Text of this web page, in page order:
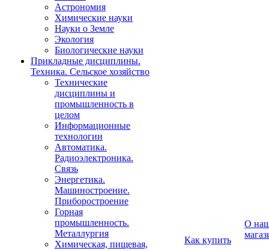
Астрономия
Химические науки
Науки о Земле
Экология
Биологические науки
Прикладные дисциплины.
Техника. Сельское хозяйство
Технические
дисциплины и
промышленность в
целом
Информационные
технологии
Автоматика.
Радиоэлектроника.
Связь
Энергетика.
Машиностроение.
Приборостроение
Горная
промышленность.
Металлургия
Химическая, пищевая,
Как купить
О